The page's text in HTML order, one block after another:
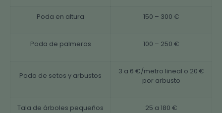
Poda en altura 150 – 300 €
Poda de palmeras 100 – 250 €
Poda de setos y arbustos
3 a 6 €/metro lineal o 20 €
por arbusto
Tala de árboles pequeños 25 a 180 €